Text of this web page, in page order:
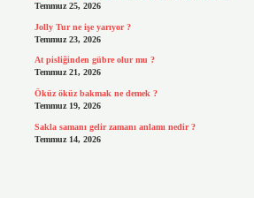
Temmuz 25, 2026
Jolly Tur ne işe yarıyor ?
Temmuz 23, 2026
At pisliğinden gübre olur mu ?
Temmuz 21, 2026
Öküz öküz bakmak ne demek ?
Temmuz 19, 2026
Sakla samanı gelir zamanı anlamı nedir ?
Temmuz 14, 2026